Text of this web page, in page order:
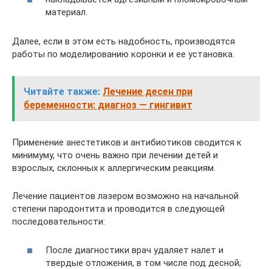
материал.
Далее, если в этом есть надобность, производятся
работы по моделированию коронки и ее установка.
Читайте также: Лечение десен при
беременности: диагноз — гингивит
Применение анестетиков и антибиотиков сводится к
минимуму, что очень важно при лечении детей и
взрослых, склонных к аллергическим реакциям.
Лечение пациентов лазером возможно на начальной
степени пародонтита и проводится в следующей
последовательности:
После диагностики врач удаляет налет и
твердые отложения, в том числе под десной;